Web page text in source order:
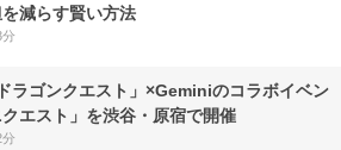
減らす賢い方法
ラゴンクエスト」×Geminiのコラボイベン
クエスト」を渋谷・原宿で開催